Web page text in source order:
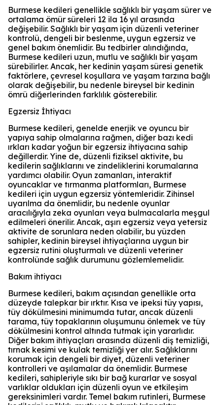
Burmese kedileri genellikle sağlıklı bir yaşam sürer ve
ortalama ömür süreleri 12 ila 16 yıl arasında
değişebilir. Sağlıklı bir yaşam için düzenli veteriner
kontrolü, dengeli bir beslenme, uygun egzersiz ve
genel bakım önemlidir. Bu tedbirler alındığında,
Burmese kedileri uzun, mutlu ve sağlıklı bir yaşam
sürebilirler. Ancak, her kedinin yaşam süresi genetik
faktörlere, çevresel koşullara ve yaşam tarzına bağlı
olarak değişebilir, bu nedenle bireysel bir kedinin
ömrü diğerlerinden farklılık gösterebilir.
Egzersiz İhtiyacı
Burmese kedileri, genelde enerjik ve oyuncu bir
yapıya sahip olmalarına rağmen, diğer bazı kedi
ırkları kadar yoğun bir egzersiz ihtiyacına sahip
değillerdir. Yine de, düzenli fiziksel aktivite, bu
kedilerin sağlıklarını ve zindeliklerini korumalarına
yardımcı olabilir. Oyun zamanları, interaktif
oyuncaklar ve tırmanma platformları, Burmese
kedileri için uygun egzersiz yöntemleridir. Zihinsel
uyarılma da önemlidir, bu nedenle oyunlar
aracılığıyla zeka oyunları veya bulmacalarla meşgul
edilmeleri önerilir. Ancak, aşırı egzersiz veya yetersiz
aktivite de sorunlara neden olabilir, bu yüzden
sahipler, kedinin bireysel ihtiyaçlarına uygun bir
egzersiz rutini oluşturmalı ve düzenli veteriner
kontrolünde sağlık durumunu gözlemlemelidir.
Bakım ihtiyacı
Burmese kedileri, bakım açısından genellikle orta
düzeyde talepkar bir ırktır. Kısa ve ipeksi tüy yapısı,
tüy dökülmesini minimumda tutar, ancak düzenli
tarama, tüy topaklarının oluşumunu önlemek ve tüy
dökülmesini kontrol altında tutmak için yararlıdır.
Diğer bakım ihtiyaçları arasında düzenli diş temizliği,
tırnak kesimi ve kulak temizliği yer alır. Sağlıklarını
korumak için dengeli bir diyet, düzenli veteriner
kontrolleri ve aşılamalar da önemlidir. Burmese
kedileri, sahipleriyle sıkı bir bağ kurarlar ve sosyal
varlıklar oldukları için düzenli oyun ve etkileşim
gereksinimleri vardır. Temel bakım rutinleri, Burmese